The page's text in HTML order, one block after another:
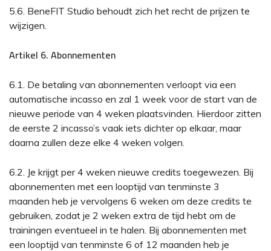
5.6. BeneFIT Studio behoudt zich het recht de prijzen te
wijzigen.
Artikel 6. Abonnementen
6.1. De betaling van abonnementen verloopt via een
automatische incasso en zal 1 week voor de start van de
nieuwe periode van 4 weken plaatsvinden. Hierdoor zitten
de eerste 2 incasso’s vaak iets dichter op elkaar, maar
daarna zullen deze elke 4 weken volgen.
6.2. Je krijgt per 4 weken nieuwe credits toegewezen. Bij
abonnementen met een looptijd van tenminste 3
maanden heb je vervolgens 6 weken om deze credits te
gebruiken, zodat je 2 weken extra de tijd hebt om de
trainingen eventueel in te halen. Bij abonnementen met
een looptijd van tenminste 6 of 12 maanden heb je